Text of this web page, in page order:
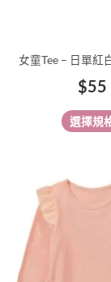
女童Tee – 日單紅
$55
選擇規
面
選
擇
選
品